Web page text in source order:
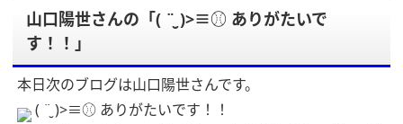
山口陽世さんの「( ¨̮ )>≡⚾️ ありがたいで
す！！」
本日次のブログは山口陽世さんです。
( ¨̮ )>≡⚾️ ありがたいです！！